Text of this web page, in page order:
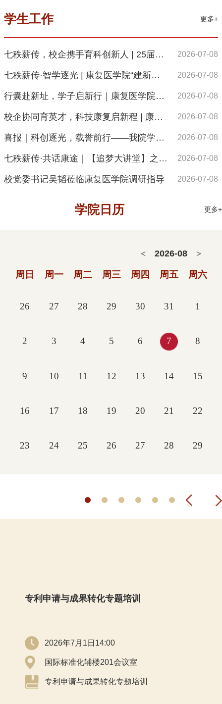
学生工作 更多+
七秩薪传，校企携手育科创新人 | 25届《康复科创实践（一）》期末汇报圆满完成 2026-07-08
七秩薪传·智学逐光 | 康复医学院“建新功·向未来”朋辈成长营2026年第二期活动顺利举办 2026-07-08
行囊赴新址，学子启新行｜康复医学院2024级同学顺利入驻惠南校区 2026-07-08
校企协同育英才，科技康复启新程 | 康复医学院学子赴卓道医疗开展企业研学实践 2026-07-08
喜报｜科创逐光，载誉前行——我院学子斩获第十五届“挑战杯”一、二等奖 2026-07-08
七秩薪传·共话康途｜【追梦大讲堂】之校友专场系列活动第四期 2026-07-08
校党委书记吴韬莅临康复医学院调研指导 2026-07-08
学院日历 更多+
< >
2026-08
周日 周一 周二 周三 周四 周五 周六
26 27 28 29 30 31 1
2 3 4 5 6 7 8
9 10 11 12 13 14 15
16 17 18 19 20 21 22
23 24 25 26 27 28 29
专利申请与成果转化专题培训
2026年7月1日14:00
国际标准化辅楼201会议室
专利申请与成果转化专题培训